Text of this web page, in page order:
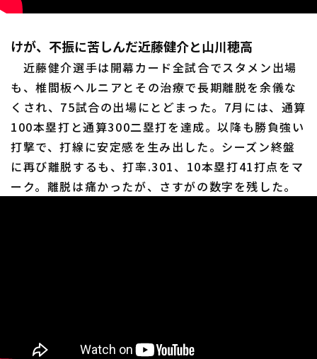
けが、不振に苦しんだ近藤健介と山川穂高
近藤健介選手は開幕カード全試合でスタメン出場
も、椎間板ヘルニアとその治療で長期離脱を余儀な
くされ、75試合の出場にとどまった。7月には、通算
100本塁打と通算300二塁打を達成。以降も勝負強い
打撃で、打線に安定感を生み出した。シーズン終盤
に再び離脱するも、打率.301、10本塁打41打点をマ
ーク。離脱は痛かったが、さすがの数字を残した。